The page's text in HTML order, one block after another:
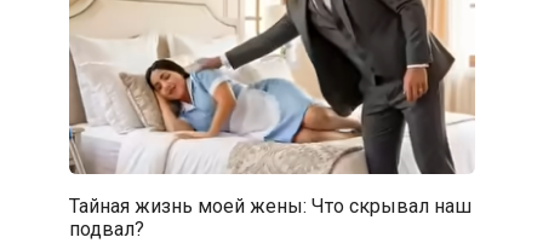
Тайная жизнь моей жены: Что скрывал наш
подвал?